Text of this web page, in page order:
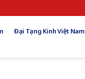
Đại Tạng Kinh Việt Nam